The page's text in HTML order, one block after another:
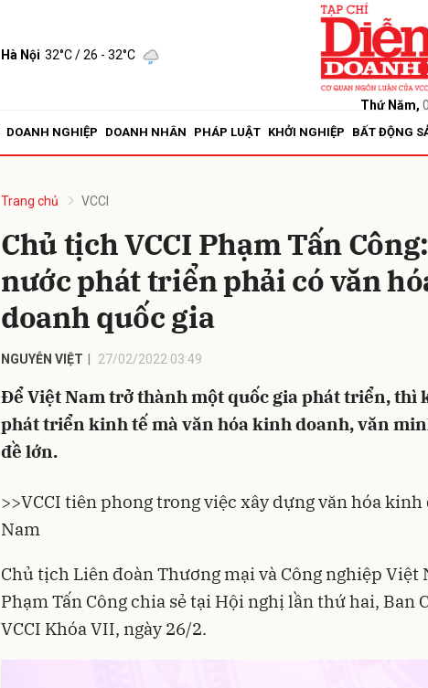
Hà Nội 32°C/ 26 - 32°C
Thứ Năm,
DOANH NGHIỆP DOANH NHÂN PHÁP LUẬT KHỞI NGHIỆP BẤT ĐỘNG
Trang chủ VCCI
Chủ tịch VCCI Phạm Tấn
nước phát triển phải có văn
doanh quốc gia
NGUYỄN VIỆT 27/02/2022 03:49
Để Việt Nam trở thành một quốc gia phát triển, thì
phát triển kinh tế mà văn hóa kinh doanh, văn
đề lớn.
>>VCCI tiên phong trong việc xây dựng văn hóa
Nam
Chủ tịch Liên đoàn Thương mại và Công nghiệp Việt
Phạm Tấn Công chia sẻ tại Hội nghị lần thứ hai, Ban
VCCI Khóa VII, ngày 26/2.